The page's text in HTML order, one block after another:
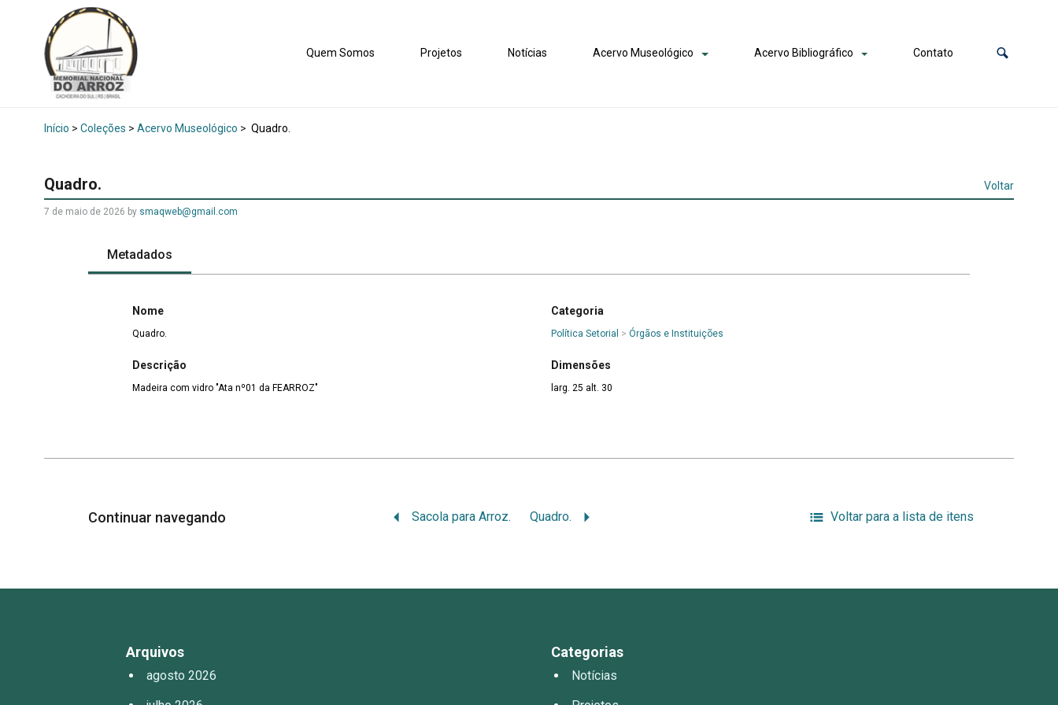
Quem Somos Projetos Notícias Acervo Museológico Acervo Bibliográfico Contato
Início > Coleções > Acervo Museológico > Quadro.
Quadro. Voltar
7 de maio de 2026 by smaqweb@gmail.com
Metadados
Nome
Quadro.
Descrição
Madeira com vidro "Ata nº01 da FEARROZ"
Categoria
Política Setorial > Órgãos e Instituições
Dimensões
larg. 25 alt. 30
Continuar navegando Sacola para Arroz. Quadro. Voltar para a lista de itens
Arquivos
agosto 2026
Categorias
Notícias